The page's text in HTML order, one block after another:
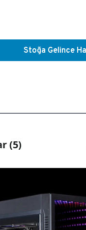
Stoğa Gelince
(5)